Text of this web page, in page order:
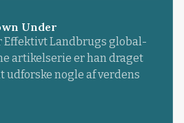
Under
Effektivt Landbrugs global-
artikelserie er han draget
udforske nogle af verdens